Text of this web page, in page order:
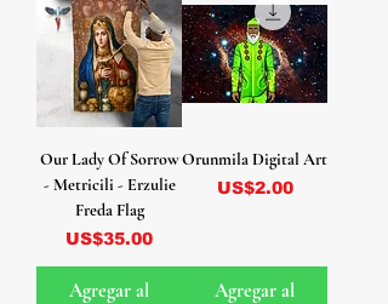
Our Lady Of Sorrow
- Metricili - Erzulie
Freda Flag
Precio
US$35.00
Agregar al
Orunmila Digital Art
Precio
US$2.00
Agregar al